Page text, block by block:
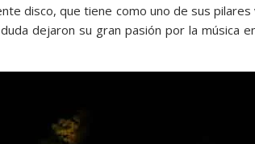
disco, que tiene como uno de sus pilares
dejaron su gran pasión por la música